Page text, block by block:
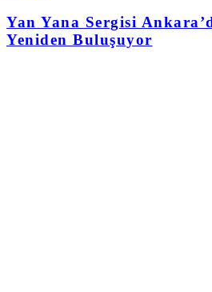
Yan Yana Sergisi
Yeniden Buluşuyor